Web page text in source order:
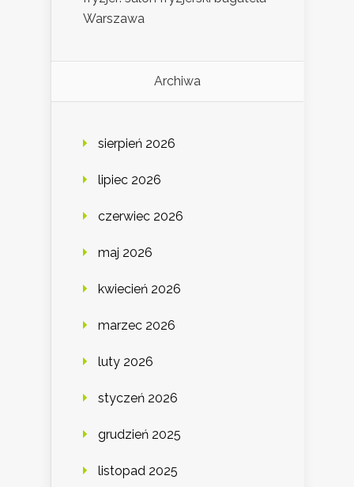
Warszawa
Archiwa
sierpień 2026
lipiec 2026
czerwiec 2026
maj 2026
kwiecień 2026
marzec 2026
luty 2026
styczeń 2026
grudzień 2025
listopad 2025